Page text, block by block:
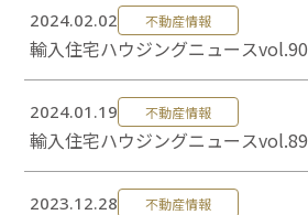
2024.02.02 不動産情報
輸入住宅ハウジングニュースvol.90
2024.01.19 不動産情報
輸入住宅ハウジングニュースvol.89
2023.12.28 不動産情報